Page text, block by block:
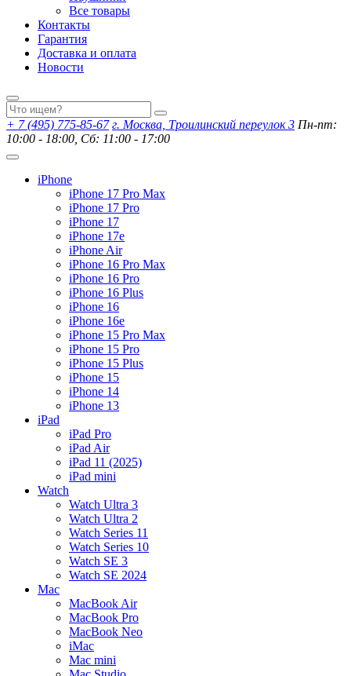
Все товары
Контакты
Гарантия
Доставка и оплата
Новости
+ 7 (495) 775-85-67 г. Москва, Троилинский переулок 3 Пн-пт:
10:00 - 18:00, Сб: 11:00 - 17:00
iPhone
iPhone 17 Pro Max
iPhone 17 Pro
iPhone 17
iPhone 17e
iPhone Air
iPhone 16 Pro Max
iPhone 16 Pro
iPhone 16 Plus
iPhone 16
iPhone 16e
iPhone 15 Pro Max
iPhone 15 Pro
iPhone 15 Plus
iPhone 15
iPhone 14
iPhone 13
iPad
iPad Pro
iPad Air
iPad 11 (2025)
iPad mini
Watch
Watch Ultra 3
Watch Ultra 2
Watch Series 11
Watch Series 10
Watch SE 3
Watch SE 2024
Mac
MacBook Air
MacBook Pro
MacBook Neo
iMac
Mac mini